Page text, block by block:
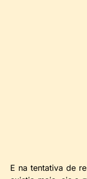
E na tentativa de